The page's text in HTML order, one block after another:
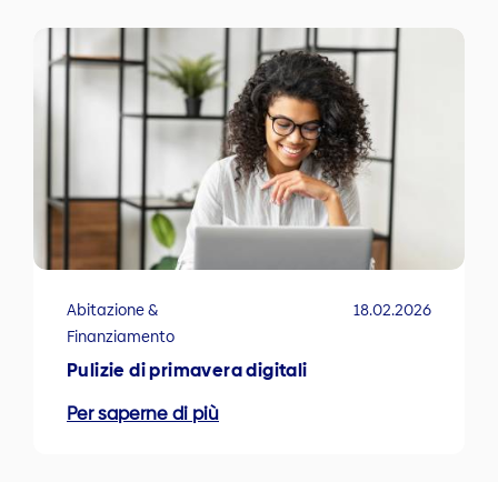
Abitazione &
Finanziamento
18.02.2026
Pulizie di primavera digitali
Per saperne di più